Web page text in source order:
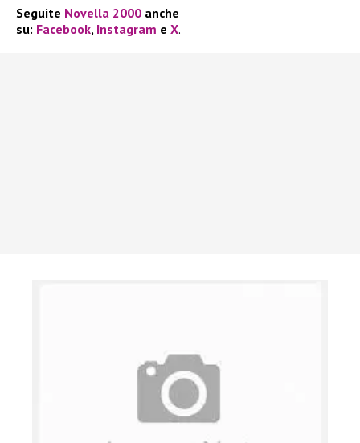
Seguite Novella 2000 anche
su: Facebook, Instagram e X.